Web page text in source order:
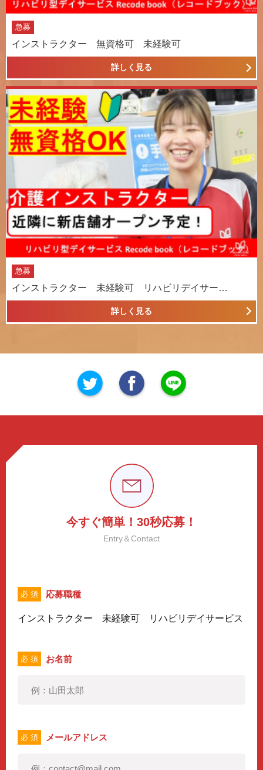
急募
インストラクター 無資格可 未経験可
詳しく見る
急募
インストラクター 未経験可 リハビリデイサー…
詳しく見る
今すぐ簡単！30秒応募！
Entry＆Contact
必 須 応募職種
インストラクター 未経験可 リハビリデイサービス
必 須 お名前
必 須 メールアドレス